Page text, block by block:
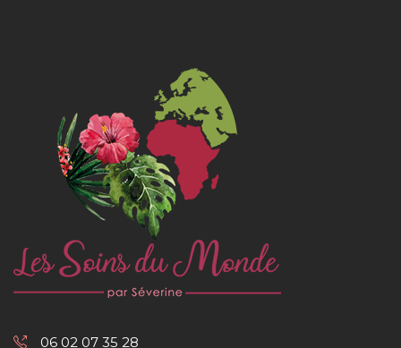
06 02 07 35 28